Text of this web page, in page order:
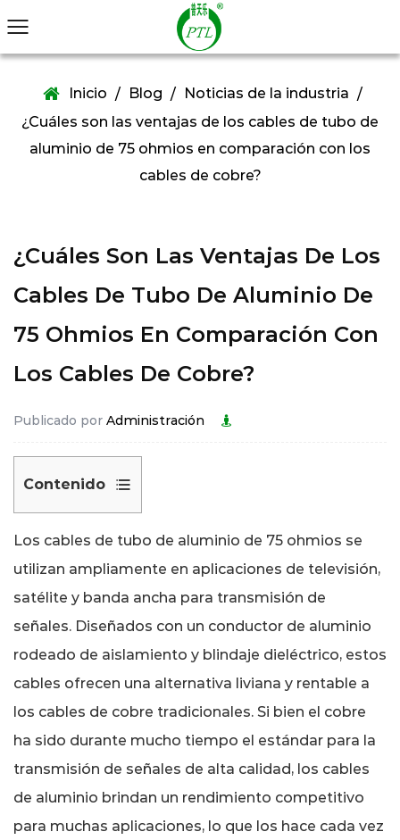
Inicio / Blog / Noticias de la industria /
¿Cuáles son las ventajas de los cables de tubo de
aluminio de 75 ohmios en comparación con los
cables de cobre?
¿Cuáles Son Las Ventajas De Los
Cables De Tubo De Aluminio De
75 Ohmios En Comparación Con
Los Cables De Cobre?
Publicado por Administración
Contenido
1
Propiedades
de
los
materiales
y
construcción
2
Rendimiento
de
de
señal
3
Los cables de tubo de aluminio de 75 ohmios se
utilizan ampliamente en aplicaciones de televisión,
satélite y banda ancha para transmisión de
señales. Diseñados con un conductor de aluminio
rodeado de aislamiento y blindaje dieléctrico, estos
cables ofrecen una alternativa liviana y rentable a
los cables de cobre tradicionales. Si bien el cobre
ha sido durante mucho tiempo el estándar para la
transmisión de señales de alta calidad, los cables
de aluminio brindan un rendimiento competitivo
para muchas aplicaciones, lo que los hace cada vez